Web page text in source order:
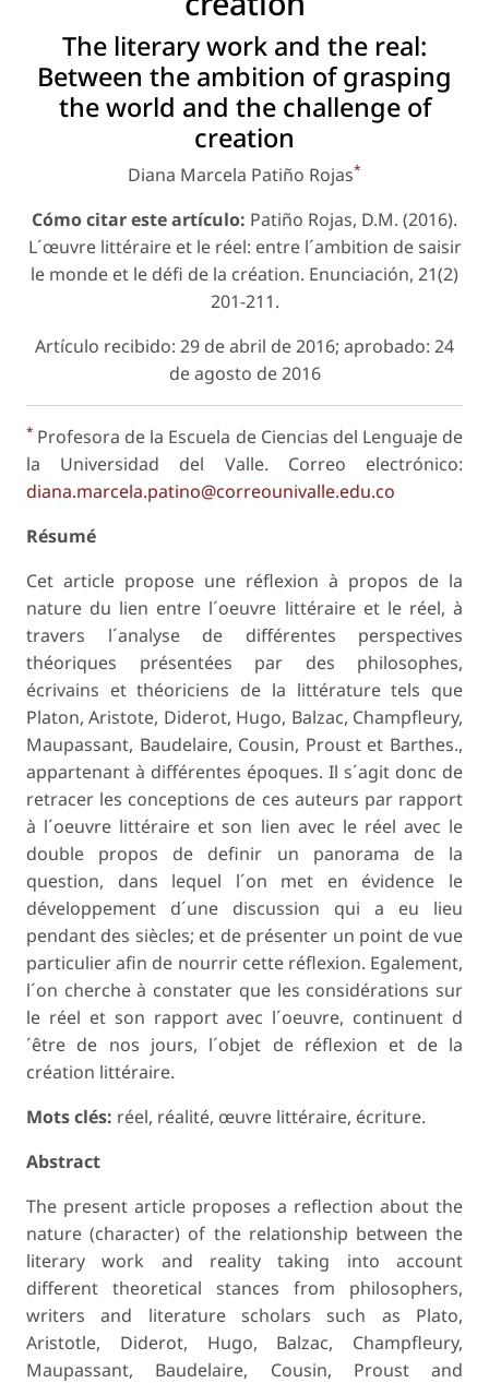
The literary work and the real:
Between the ambition of grasping
the world and the challenge of
creation
Diana Marcela Patiño Rojas*
Cómo citar este artículo: Patiño Rojas, D.M. (2016).
L´œuvre littéraire et le réel: entre l´ambition de saisir
le monde et le défi de la création. Enunciación, 21(2)
201-211.
Artículo recibido: 29 de abril de 2016; aprobado: 24
de agosto de 2016
* Profesora de la Escuela de Ciencias del Lenguaje de
la Universidad del Valle. Correo electrónico:
diana.marcela.patino@correounivalle.edu.co
Résumé
Cet article propose une réflexion à propos de la
nature du lien entre l´oeuvre littéraire et le réel, à
travers l´analyse de différentes perspectives
théoriques présentées par des philosophes,
écrivains et théoriciens de la littérature tels que
Platon, Aristote, Diderot, Hugo, Balzac, Champfleury,
Maupassant, Baudelaire, Cousin, Proust et Barthes.,
appartenant à différentes époques. Il s´agit donc de
retracer les conceptions de ces auteurs par rapport
à l´oeuvre littéraire et son lien avec le réel avec le
double propos de definir un panorama de la
question, dans lequel l´on met en évidence le
développement d´une discussion qui a eu lieu
pendant des siècles; et de présenter un point de vue
particulier afin de nourrir cette réflexion. Egalement,
l´on cherche à constater que les considérations sur
le réel et son rapport avec l´oeuvre, continuent d
´être de nos jours, l´objet de réflexion et de la
création littéraire.
Mots clés: réel, réalité, œuvre littéraire, écriture.
Abstract
The present article proposes a reflection about the
nature (character) of the relationship between the
literary work and reality taking into account
different theoretical stances from philosophers,
writers and literature scholars such as Plato,
Aristotle, Diderot, Hugo, Balzac, Champfleury,
Maupassant, Baudelaire, Cousin, Proust and